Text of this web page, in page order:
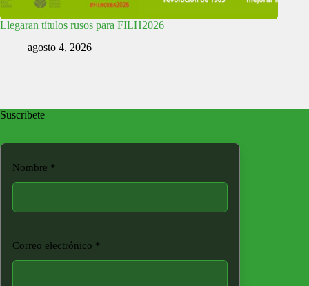
Llegaran títulos rusos para FILH2026
agosto 4, 2026
Suscribete
Nombre *
Correo electrónico *